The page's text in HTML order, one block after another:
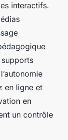
interactifs.
en ligne et
en
un contrôle